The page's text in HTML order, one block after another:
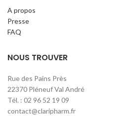
A propos
Presse
FAQ
NOUS TROUVER
Rue des Pains Près
22370 Pléneuf Val André
Tél. : 02 96 52 19 09
contact@claripharm.fr